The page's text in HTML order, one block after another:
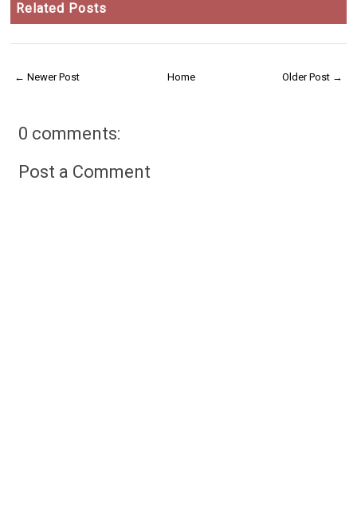
Related Posts
← Newer Post Older Post →
Home
0 comments:
Post a Comment